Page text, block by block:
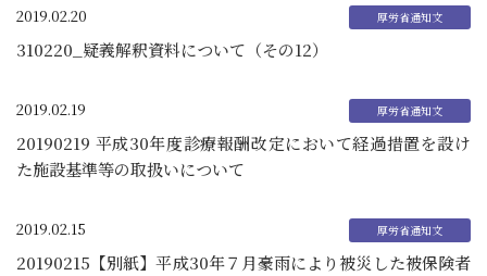
2019.02.20
310220_疑義解釈資料について（その12）
2019.02.19
20190219 平成30年度診療報酬改定において経過措置を設け
た施設基準等の取扱いについて
2019.02.15
20190215【別紙】平成30年７月豪雨により被災した被保険者